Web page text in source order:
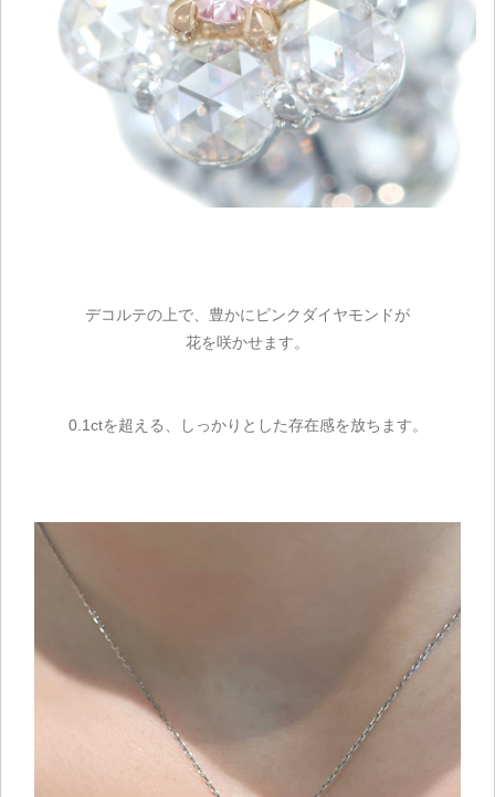
デコルテの上で、豊かにピンクダイヤモンドが
花を咲かせます。
0.1ctを超える、しっかりとした存在感を放ちます。
ご注文手続き